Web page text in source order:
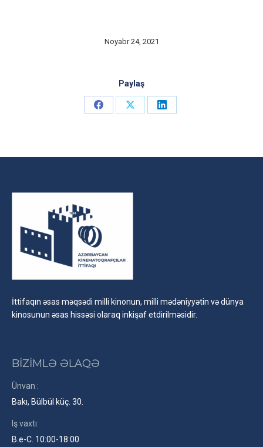
Noyabr 24, 2021
Paylaş
Share
Share
Share
İttifaqın əsas məqsədi milli kinonun, milli mədəniyyətin və dünya
kinosunun əsas hissəsi olaraq inkişaf etdirilməsidir.
BİZİMLƏ ƏLAQƏ
Ünvan :
Bakı, Bülbül küç. 30.
Iş vaxtı:
B.e-C. 10:00-18:00